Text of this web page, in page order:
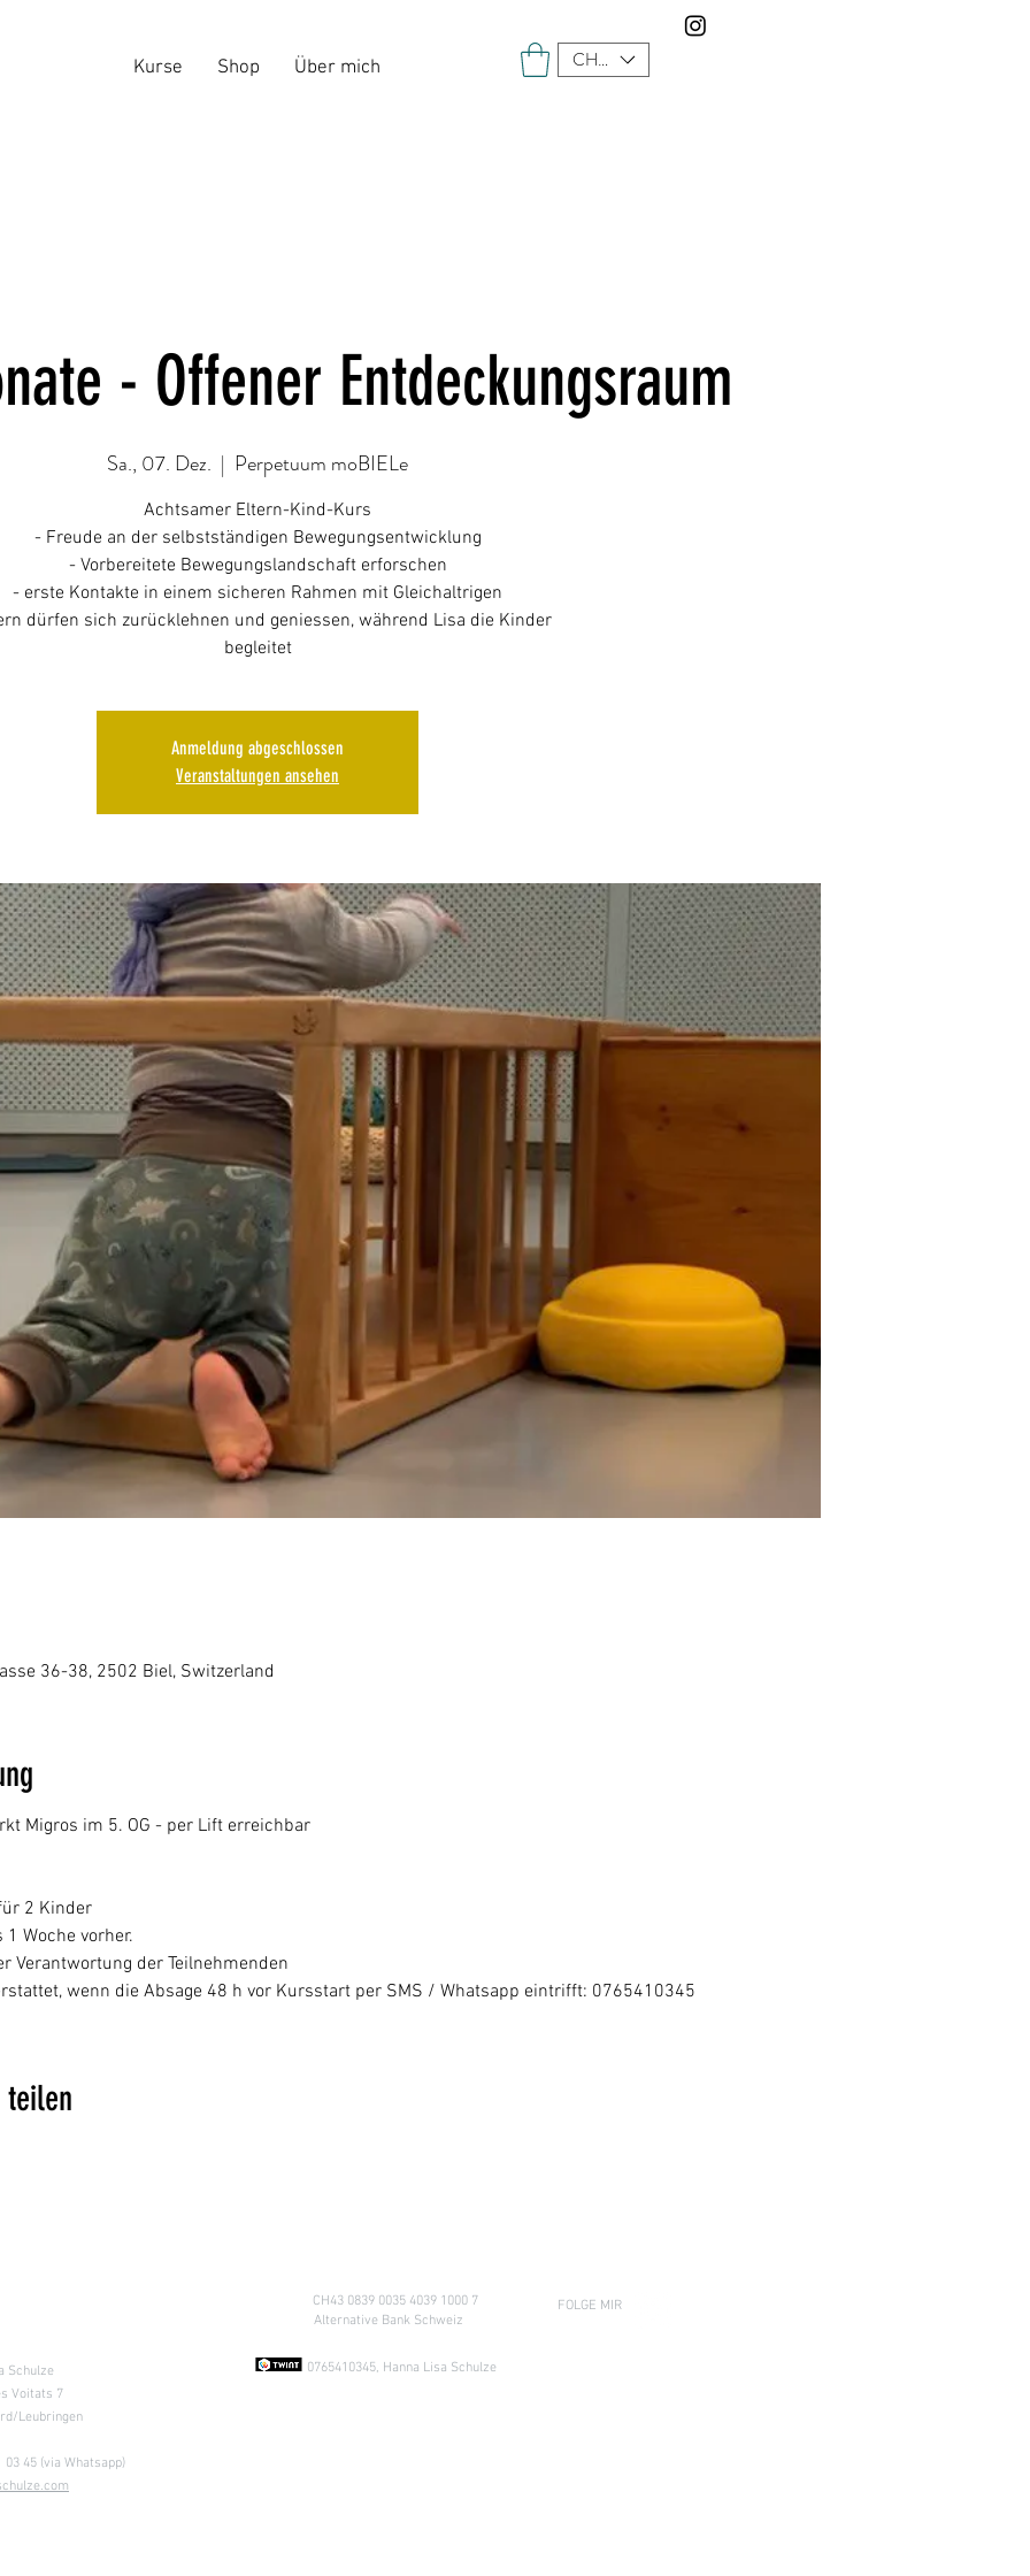
Kurse Shop Über mich CHF (CHF)
- Offener Entdeckungsraum
Sa., 07. Dez.
  |
Perpetuum moBIELe
Achtsamer Eltern-Kind-Kurs
- Freude an der selbstständigen Bewegungsentwicklung
- Vorbereitete Bewegungslandschaft erforschen
- erste Kontakte in einem sicheren Rahmen mit Gleichaltrigen
dürfen sich zurücklehnen und geniessen, während Lisa die Kinder
begleitet
Anmeldung abgeschlossen
Veranstaltungen ansehen
36-38, 2502 Biel, Switzerland
Migros im 5. OG - per Lift erreichbar
2 Kinder
Woche vorher.
Verantwortung der Teilnehmenden
wenn die Absage 48 h vor Kursstart per SMS / Whatsapp eintrifft: 0765410345
teilen
Schulze
Voitats 7
Leubringen
03 45 (via Whatsapp)
CH43 0839 0035 4039 1000 7
Alternative Bank Schweiz
0765410345, Hanna Lisa Schulze
FOLGE MIR